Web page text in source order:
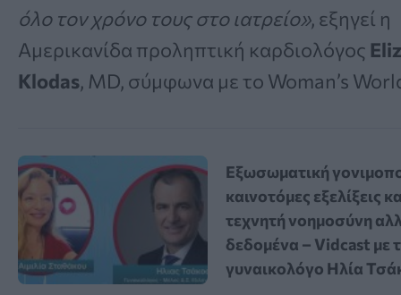
όλο τον χρόνο τους στο ιατρείο», εξηγεί η
Αμερικανίδα προληπτική καρδιολόγος
Klodas, MD, σύμφωνα με το Woman’s
Εξωσωματική
καινοτόμες εξελίξεις
τεχνητή νοημοσύνη
δεδομένα – Vidcast με
γυναικολόγο Ηλία